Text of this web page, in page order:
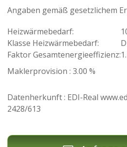
Angaben gemäß gesetzlichem
Heizwärmebedarf:
Klasse Heizwärmebedarf:
D
Faktor Gesamtenergieeffizienz:
Maklerprovision : 3.00 %
Datenherkunft : EDI-Real
2428/613